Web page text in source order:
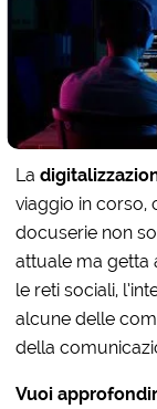
La
viaggio in corso,
docuserie non
attuale ma getta
le reti sociali,
alcune delle
della
Vuoi